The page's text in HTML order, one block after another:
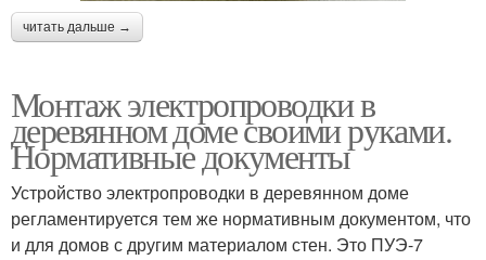
читать дальше →
Монтаж электропроводки в
деревянном доме своими руками.
Нормативные документы
Устройство электропроводки в деревянном доме
регламентируется тем же нормативным документом, что
и для домов с другим материалом стен. Это ПУЭ-7